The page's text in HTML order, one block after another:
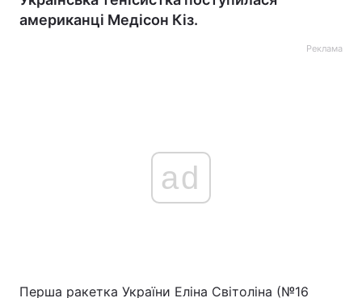
американці Медісон Кіз.
Реклама
ad
Перша ракетка України Еліна Світоліна (№16